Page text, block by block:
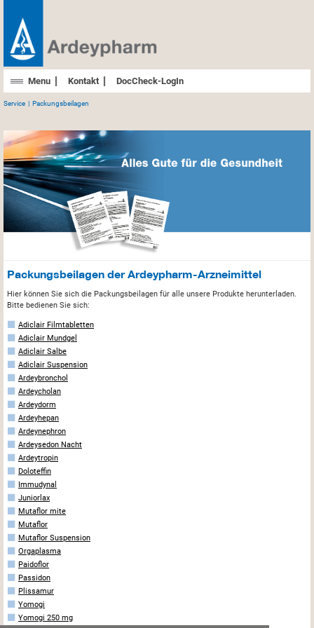
Menu Kontakt DocCheck-LogIn
Service Packungsbeilagen
Packungsbeilagen der Ardeypharm-Arzneimittel
Hier können Sie sich die Packungsbeilagen für alle unsere Produkte herunterladen.
Bitte bedienen Sie sich:
Adiclair Filmtabletten
Adiclair Mundgel
Adiclair Salbe
Adiclair Suspension
Ardeybronchol
Ardeycholan
Ardeydorm
Ardeyhepan
Ardeynephron
Ardeysedon Nacht
Ardeytropin
Doloteffin
Immudynal
Juniorlax
Mutaflor mite
Mutaflor
Mutaflor Suspension
Orgaplasma
Paidoflor
Passidon
Plissamur
Yomogi
Yomogi 250 mg